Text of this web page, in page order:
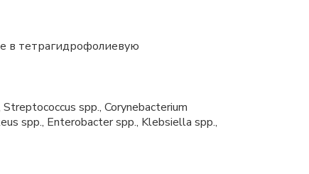
в тетрагидрофолиевую
spp., Corynebacterium
spp., Enterobacter spp., Klebsiella spp.,